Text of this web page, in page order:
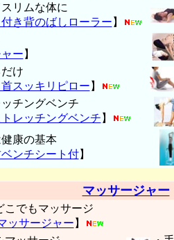
リムな体に
き背のばしローラー 】
ー 】
け
スッキリピロー 】
チングベンチ
レッチングベンチ 】
健康の基本
ンチシート付】
マッサージャー
こでもマッサージ
ッサージャー 】